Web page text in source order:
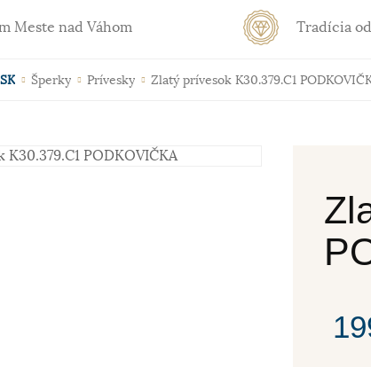
Meste nad Váhom Tradícia
Šperky Prívesky Zlatý prívesok K30.379.C1